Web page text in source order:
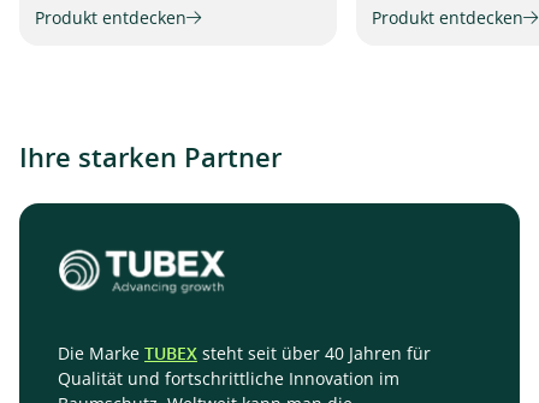
Produkt entdecken
Produkt entdecken
Ihre starken Partner
Die Marke TUBEX steht seit über 40 Jahren für
Qualität und fortschrittliche Innovation im
TERRAMist ein Marktführer bei der Gestaltung
und Herstellung von innovativen
Jedes Jahr sammeln sich Millionen Tonnen an
Kunststoffverpackungen, die eine wertvolle